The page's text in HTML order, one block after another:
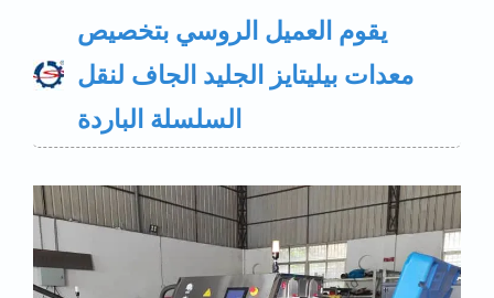
يقوم العميل الروسي بتخصيص
معدات بيليتايز الجليد الجاف لنقل
السلسلة الباردة